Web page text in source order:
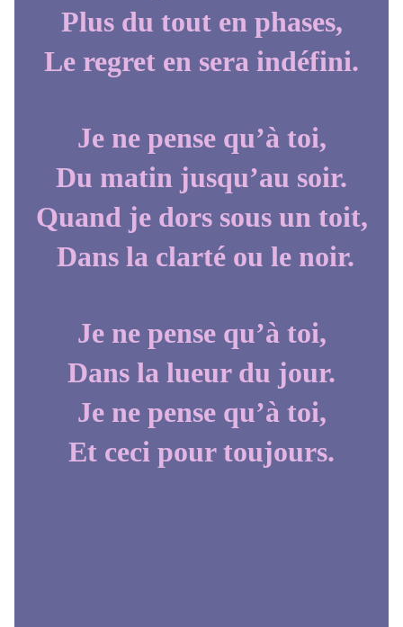
Plus du tout en phases,
Le regret en sera indéfini.
Je ne pense qu’à toi,
Du matin jusqu’au soir.
Quand je dors sous un toit,
Dans la clarté ou le noir.
Je ne pense qu’à toi,
Dans la lueur du jour.
Je ne pense qu’à toi,
Et ceci pour toujours.